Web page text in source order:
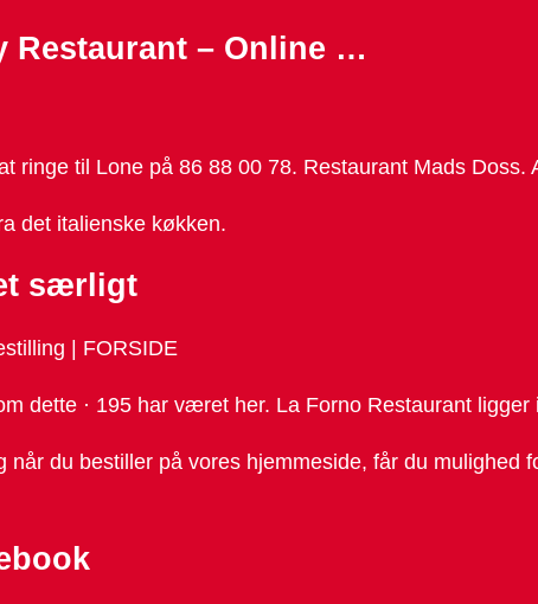
Restaurant – Online …
ringe til Lone på 86 88 00 78. Restaurant Mads Doss.
det italienske køkken.
særligt
| FORSIDE
dette · 195 har været her. La Forno Restaurant
du bestiller på vores hjemmeside, får du mulighed